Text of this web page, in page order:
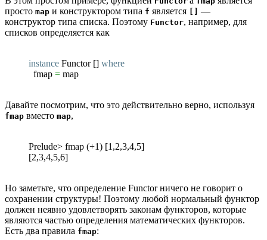
просто map и конструктором типа f является
—
конструктор типа списка. Поэтому Functor, например, для
списков определяется как
instance Functor [] where
fmap = map
Давайте посмотрим, что это действительно верно, используя
fmap вместо map,
Prelude> fmap (+1) [1,2,3,4,5]
[2,3,4,5,6]
Но заметьте, что определение Functor ничего не говорит о
сохранении структуры! Поэтому любой нормальный функтор
должен неявно удовлетворять законам функторов, которые
являются частью определения математических функторов.
Есть два правила fmap: